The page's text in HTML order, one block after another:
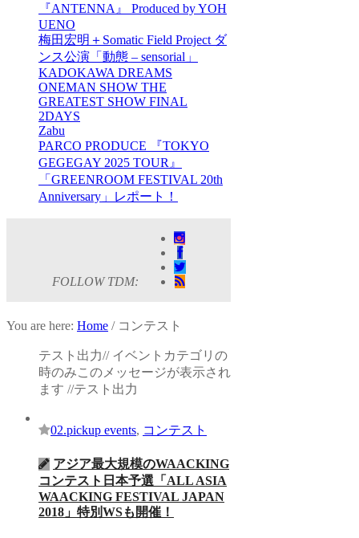
『ANTENNA』 Produced by YOH
UENO
梅田宏明＋Somatic Field Project ダ
ンス公演「動態 ‒ sensorial」
KADOKAWA DREAMS
ONEMAN SHOW THE
GREATEST SHOW FINAL
2DAYS
Zabu
PARCO PRODUCE 『TOKYO
GEGEGAY 2025 TOUR』
「GREENROOM FESTIVAL 20th
Anniversary」レポート！
FOLLOW TDM:
You are here: Home / コンテスト
テスト出力// イベントカテゴリの
時のみこのメッセージが表示され
ます //テスト出力
02.pickup events, コンテスト
アジア最大規模のWAACKING
コンテスト日本予選「ALL ASIA
WAACKING FESTIVAL JAPAN
2018」特別WSも開催！